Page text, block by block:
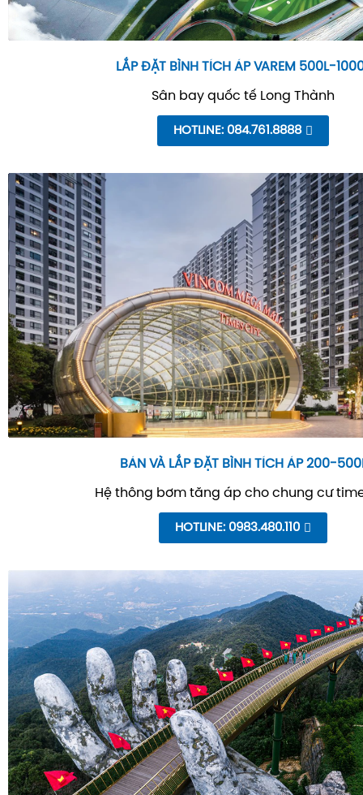
LẮP ĐẶT BÌNH TÍCH ÁP VAREM 500L-
Sân bay quốc tế Long Thành
HOTLINE: 084.761.8888
BÁN VÀ LẮP ĐẶT BÌNH TÍCH ÁP 200-
Hệ thông bơm tăng áp cho chung cư
HOTLINE: 0983.480.110